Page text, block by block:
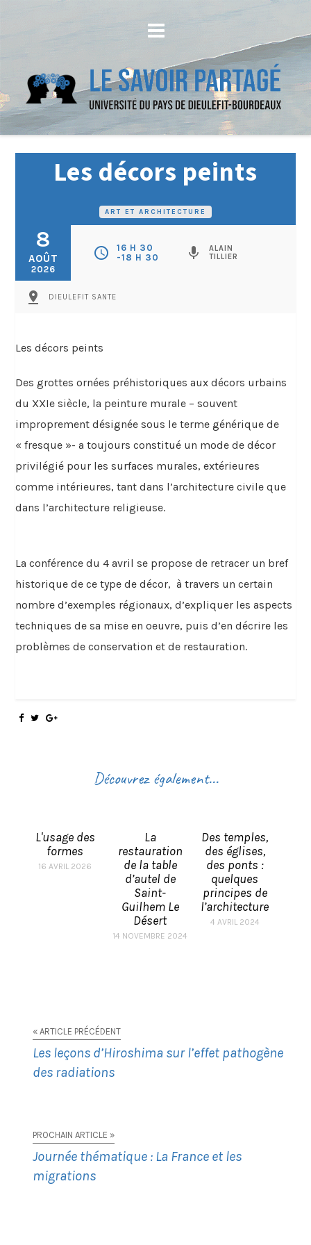
ART ET ARCHITECTURE
Les décors peints
8
AOÛT
2026
schedule
16 H 30
-18 H 30
mic
ALAIN
TILLIER
pin_drop DIEULEFIT SANTE
Les décors peints
Des grottes ornées préhistoriques aux décors urbains
du XXIe siècle, la peinture murale – souvent
improprement désignée sous le terme générique de
« fresque »- a toujours constitué un mode de décor
privilégié pour les surfaces murales, extérieures
comme intérieures, tant dans l’architecture civile que
dans l’architecture religieuse.
La conférence du 4 avril se propose de retracer un bref
historique de ce type de décor, à travers un certain
nombre d’exemples régionaux, d’expliquer les aspects
techniques de sa mise en oeuvre, puis d’en décrire les
problèmes de conservation et de restauration.
Découvrez également...
L'usage des
formes
16 AVRIL 2026
La
restauration
de la table
d’autel de
Saint-
Guilhem Le
Désert
14 NOVEMBRE 2024
Des temples,
des églises,
des ponts :
quelques
principes de
l’architecture
4 AVRIL 2024
« ARTICLE PRÉCÉDENT
Les leçons d’Hiroshima sur l’effet pathogène
des radiations
PROCHAIN ARTICLE »
Journée thématique : La France et les
migrations